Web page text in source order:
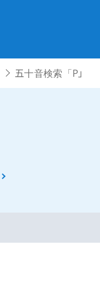
五十音検索「P」